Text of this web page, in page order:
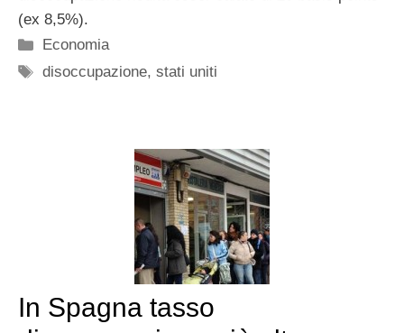
(ex 8,5%).
Categorie
Economia
Tag
disoccupazione,stati uniti
In Spagna tasso